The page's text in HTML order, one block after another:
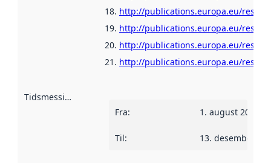
http://publications.europa.eu/
http://publications.europa.eu/
http://publications.europa.eu/
http://publications.europa.eu/
Tidsmessig avgrensning
Fra: 1. august 2014
Til: 13. desember